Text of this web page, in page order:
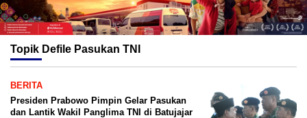
Topik Defile Pasukan TNI
BERITA
Presiden Prabowo Pimpin Gelar Pasukan
dan Lantik Wakil Panglima TNI di Batujajar